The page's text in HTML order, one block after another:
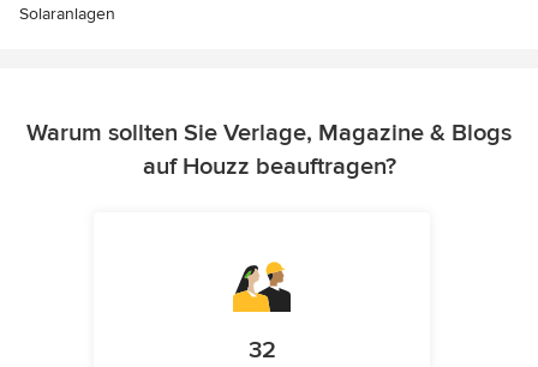
Solaranlagen
Warum sollten Sie Verlage, Magazine & Blogs
auf Houzz beauftragen?
32